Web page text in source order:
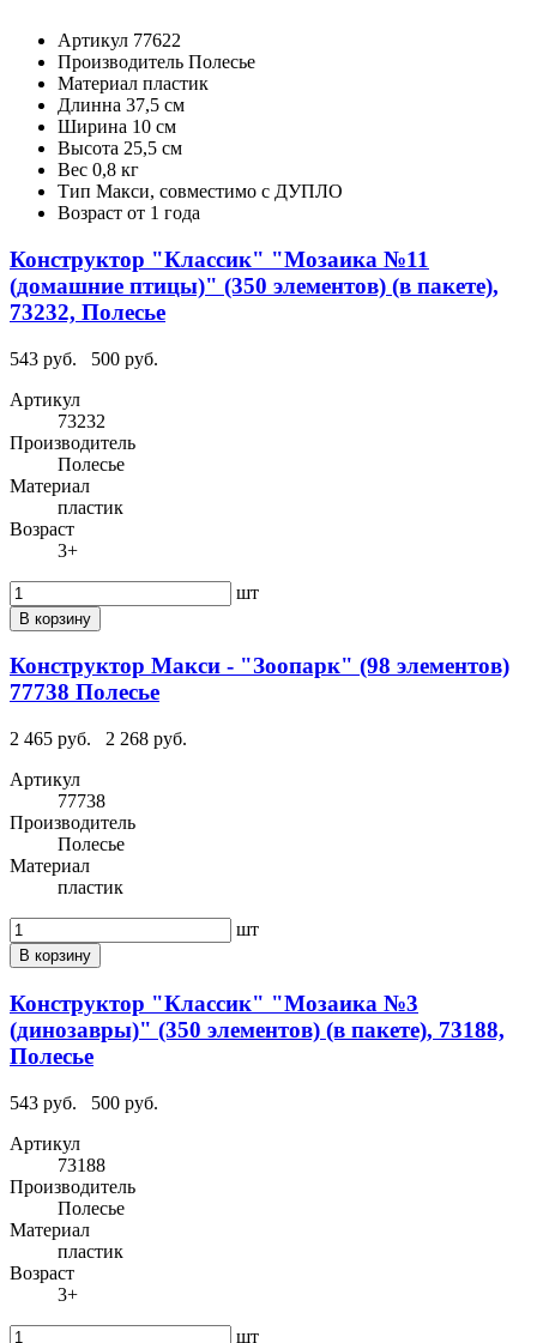
Артикул 77622
Производитель Полесье
Материал пластик
Длинна 37,5 см
Ширина 10 см
Высота 25,5 см
Вес 0,8 кг
Тип Макси, совместимо с ДУПЛО
Возраст от 1 года
Конструктор "Классик" "Мозаика №11
(домашние птицы)" (350 элементов) (в пакете),
73232, Полесье
543 руб.
500 руб.
Артикул
73232
Производитель
Полесье
Материал
пластик
Возраст
3+
шт
В корзину
Конструктор Макси - "Зоопарк" (98 элементов)
77738 Полесье
2 465 руб.
2 268 руб.
Артикул
77738
Производитель
Полесье
Материал
пластик
шт
В корзину
Конструктор "Классик" "Мозаика №3
(динозавры)" (350 элементов) (в пакете), 73188,
Полесье
543 руб.
500 руб.
Артикул
73188
Производитель
Полесье
Материал
пластик
Возраст
3+
шт